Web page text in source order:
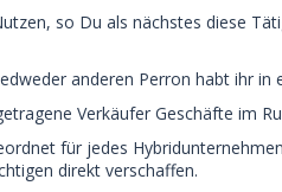
so Du als nächstes diese
anderen Perron habt ihr in
Verkäufer Geschäfte im
für jedes
direkt verschaffen.